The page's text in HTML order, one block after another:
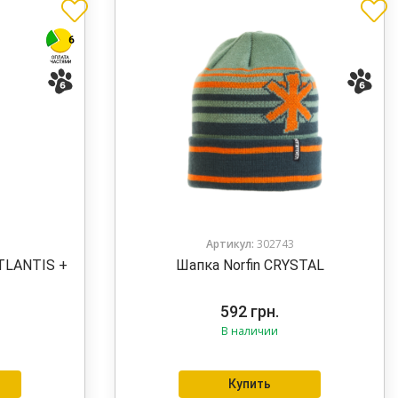
+
Артикул: 302743
Шапка Norfin CRYSTAL
592 грн.
В наличии
Купить